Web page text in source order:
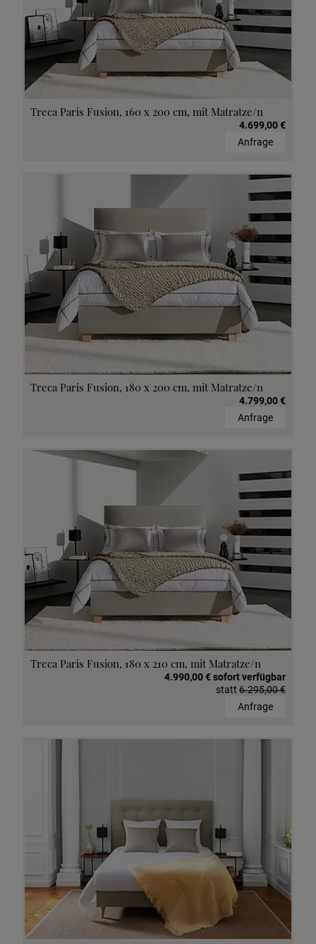
Treca Paris Fusion, 160 x 200 cm, mit Matratze/n
4.699,00 €
Anfrage
Treca Paris Fusion, 180 x 200 cm, mit Matratze/n
4.799,00 €
Anfrage
Treca Paris Fusion, 180 x 210 cm, mit Matratze/n
4.990,00 € sofort verfügbar
statt 6.295,00 €
Anfrage